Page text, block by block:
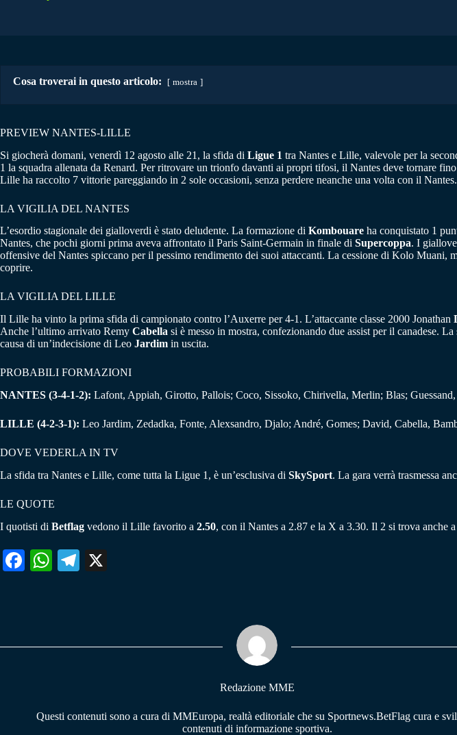
Cosa troverai in questo articolo: mostra
PREVIEW NANTES-LILLE
Si giocherà domani, venerdì 12 agosto alle 21, la sfida di Ligue 1 tra Nantes e Lille, valevole per la
1 la squadra allenata da Renard. Per ritrovare un trionfo davanti ai propri tifosi, il Nantes deve tornare
Lille ha raccolto 7 vittorie pareggiando in 2 sole occasioni, senza perdere neanche una volta con il Nantes.
LA VIGILIA DEL NANTES
L’esordio stagionale dei gialloverdi è stato deludente. La formazione di Kombouare ha conquistato 1
Nantes, che pochi giorni prima aveva affrontato il Paris Saint-Germain in finale di Supercoppa. I
offensive del Nantes spiccano per il pessimo rendimento dei suoi attaccanti. La cessione di Kolo Muani,
coprire.
LA VIGILIA DEL LILLE
Il Lille ha vinto la prima sfida di campionato contro l’Auxerre per 4-1. L’attaccante classe 2000 Jonathan
Anche l’ultimo arrivato Remy Cabella si è messo in mostra, confezionando due assist per il canadese.
causa di un’indecisione di Leo Jardim in uscita.
PROBABILI FORMAZIONI
NANTES (3-4-1-2): Lafont, Appiah, Girotto, Pallois; Coco, Sissoko, Chirivella, Merlin; Blas;
LILLE (4-2-3-1): Leo Jardim, Zedadka, Fonte, Alexsandro, Djalo; André, Gomes; David, Cabella,
DOVE VEDERLA IN TV
La sfida tra Nantes e Lille, come tutta la Ligue 1, è un’esclusiva di SkySport. La gara verrà trasmessa
LE QUOTE
I quotisti di Betflag vedono il Lille favorito a 2.50, con il Nantes a 2.87 e la X a 3.30. Il 2 si trova anche
Fa W
pp
Te
m
Redazione MME
Questi contenuti sono a cura di MMEuropa, realtà editoriale che su Sportnews.BetFlag cura e
contenuti di informazione sportiva.